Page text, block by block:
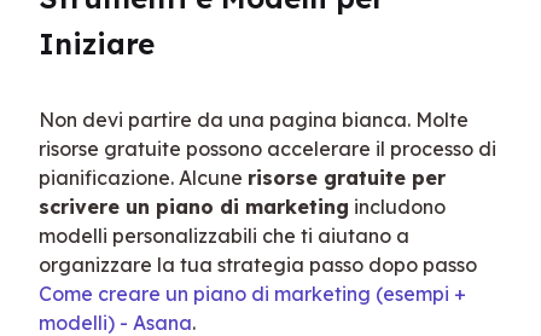
Iniziare
Non devi partire da una pagina bianca. Molte
risorse gratuite possono accelerare il processo di
pianificazione. Alcune risorse gratuite per
scrivere un piano di marketing includono
modelli personalizzabili che ti aiutano a
Come creare un piano di marketing (esempi +
modelli) - Asana.